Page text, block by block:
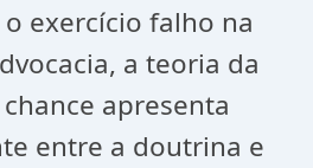
o exercício falho na
a teoria da
apresenta
entre a doutrina e